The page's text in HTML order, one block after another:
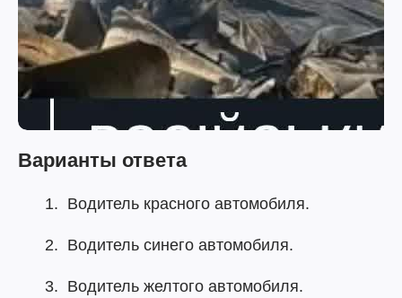
Варианты ответа
Водитель красного автомобиля.
Водитель синего автомобиля.
Водитель желтого автомобиля.